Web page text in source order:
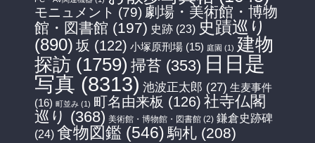
モニュメント (79) 劇場・美術館・博物
館・図書館 (197) 史跡 (23) 史蹟巡り
(890) 坂 (122) 小塚原刑場 (15) 庭園 (1) 建物
探訪 (1759) 掃苔 (353) 日日是
写真 (8313) 池波正太郎 (27) 生麦事件
(16) 町並み (1) 町名由来板 (126) 社寺仏閣
巡り (368) 美術館・博物館・図書館 (2) 鎌倉史跡碑
(24) 食物図鑑 (546) 駒札 (208)